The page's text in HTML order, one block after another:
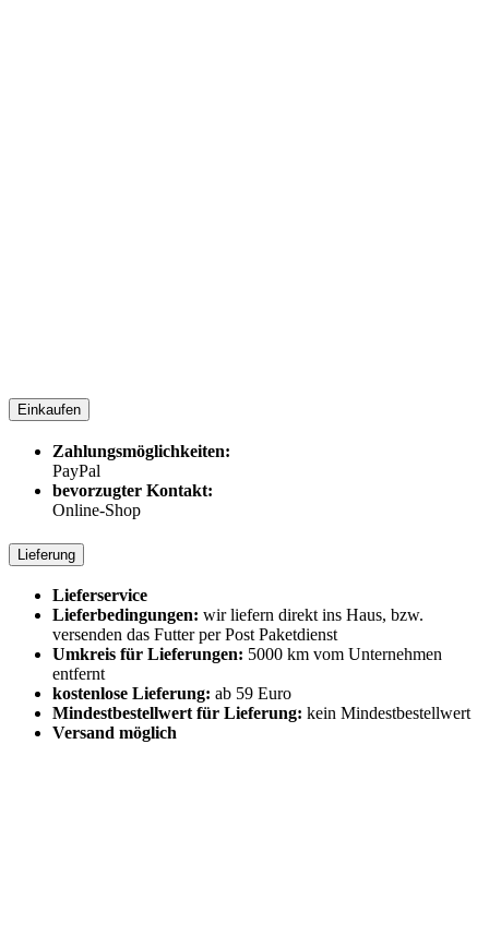
Einkaufen
Zahlungsmöglichkeiten:
PayPal
bevorzugter Kontakt:
Online-Shop
Lieferung
Lieferservice
Lieferbedingungen: wir liefern direkt ins Haus, bzw.
versenden das Futter per Post Paketdienst
Umkreis für Lieferungen: 5000 km vom Unternehmen
entfernt
kostenlose Lieferung: ab 59 Euro
Mindestbestellwert für Lieferung: kein Mindestbestellwert
Versand möglich